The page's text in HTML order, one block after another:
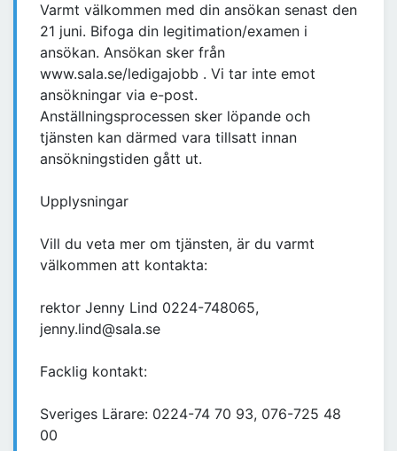
Varmt välkommen med din ansökan senast den
21 juni. Bifoga din legitimation/examen i
ansökan. Ansökan sker från
www.sala.se/ledigajobb . Vi tar inte emot
ansökningar via e-post.
Anställningsprocessen sker löpande och
tjänsten kan därmed vara tillsatt innan
ansökningstiden gått ut.
Upplysningar
Vill du veta mer om tjänsten, är du varmt
välkommen att kontakta:
rektor Jenny Lind 0224-748065,
jenny.lind@sala.se
Facklig kontakt:
Sveriges Lärare: 0224-74 70 93, 076-725 48
00